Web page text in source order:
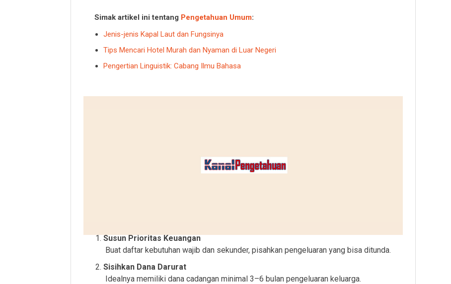
Simak artikel ini tentang Pengetahuan Umum:
Jenis-jenis Kapal Laut dan Fungsinya
Tips Mencari Hotel Murah dan Nyaman di Luar Negeri
Pengertian Linguistik: Cabang Ilmu Bahasa
Susun Prioritas Keuangan
Buat daftar kebutuhan wajib dan sekunder, pisahkan pengeluaran yang bisa ditunda.
Sisihkan Dana Darurat
Idealnya memiliki dana cadangan minimal 3–6 bulan pengeluaran keluarga.